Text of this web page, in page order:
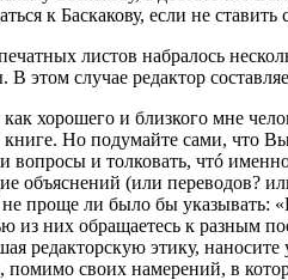
к Баскакову, если не
листов набралось
этом случае редактор
хорошего и близкого мне
Но подумайте сами, что
и толковать, чтó
объяснений (или переводов?
проще ли было бы
из них обращаетесь к разным
редакторскую этику,
помимо своих намерений, в